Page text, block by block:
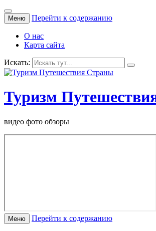
Меню Перейти к содержанию
О нас
Карта сайта
Искать:
Туризм
видео фото обзоры
Меню Перейти к содержанию